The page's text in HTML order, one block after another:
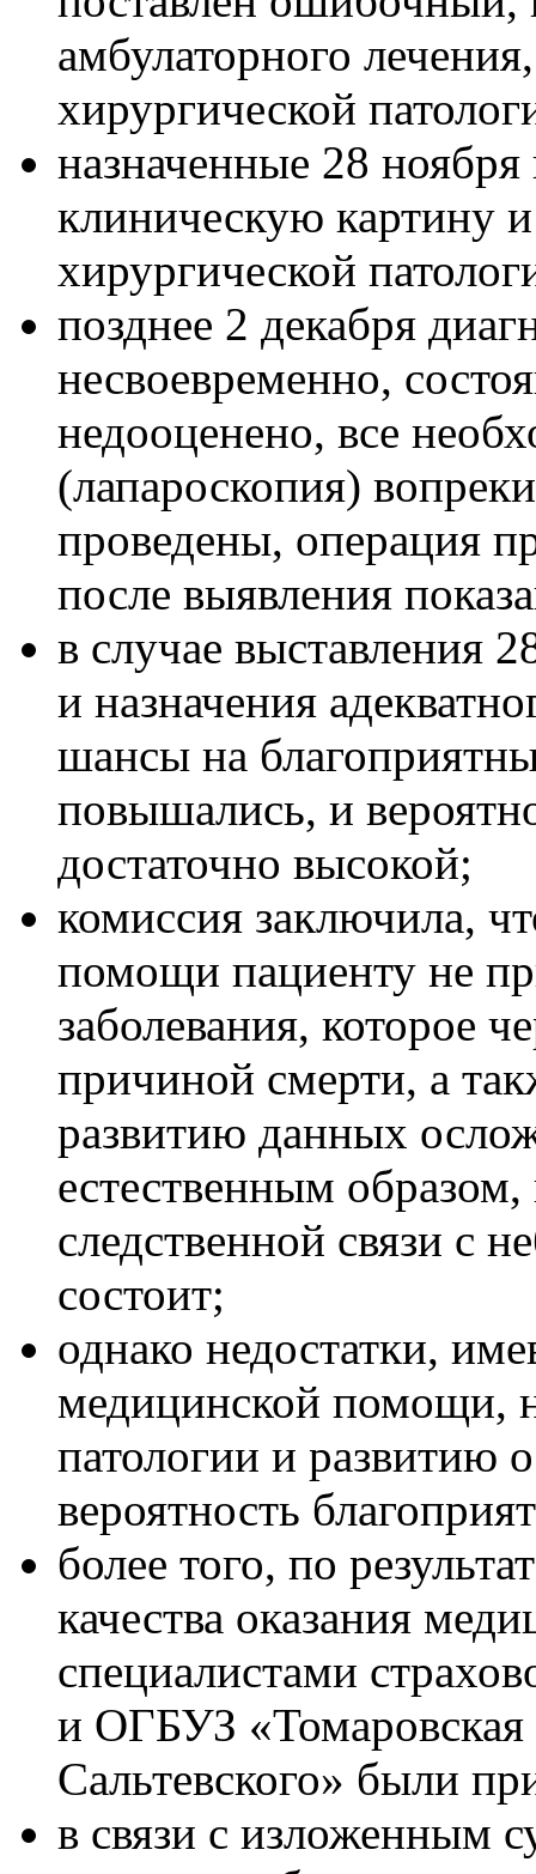
амбулаторного
хирургической
назначенные 28
клиническую картину
хирургической
позднее 2 декабря
несвоевременно,
недооценено, все
(лапароскопия)
проведены, операция
после выявления
в случае выставления
и назначения
шансы на
повышались, и
достаточно высокой;
комиссия заключила,
помощи пациенту не
заболевания, которое
причиной смерти, а
развитию данных
естественным
следственной связи с
состоит;
однако недостатки,
медицинской помощи,
патологии и развитию
вероятность
более того, по
качества оказания
специалистами
и ОГБУЗ
Сальтевского» были
в связи с изложенным